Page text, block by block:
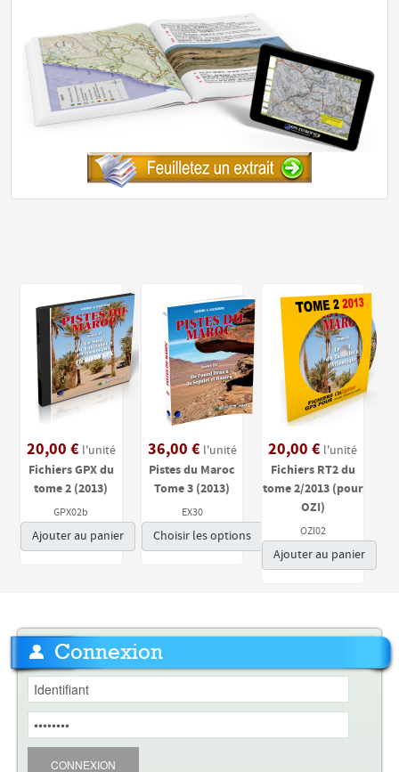
20,00 € l'unité
Fichiers GPX du
tome 2 (2013)
GPX02b
Ajouter au panier
36,00 € l'unité
Pistes du Maroc
Tome 3 (2013)
EX30
Choisir les options
20,00 € l'unité
Fichiers RT2 du
tome 2/2013 (pour
OZI)
OZI02
Ajouter au panier
Connexion
CONNEXION